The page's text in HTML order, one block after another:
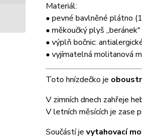
Materiál:
• pevné bavlněné plátno
• měkoučký plyš „beránek"
• výplň bočnic:
• vyjímatelná molitanová
Toto hnízdečko je
V zimních dnech zahřeje
V letních měsících je zase
Součástí je vytahovací